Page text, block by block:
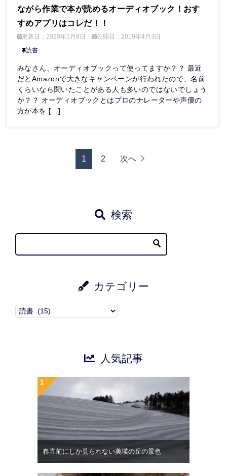
ながら作業で本が読めるオーディオブック！おす
すめアプリはコレだ！！
更新日： 2020年5月8日 公開日： 2019年4月3日
読書
みなさん、オーディオブックって使ってますか？？ 最近
だとAmazonで大きなキャンペーンが行われたので、名前
くらいなら聞いたことがある人も多いのではないでしょう
か？？ オーディオブックとはプロのナレーターや声優の
方が本を […]
1 2 次へ
検索
カテゴリー
カ
人気記事
春直前にしか見られない美瑛の丘の景色